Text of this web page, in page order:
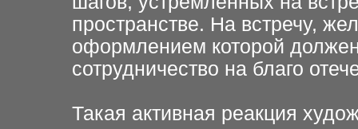
пространстве. На встречу,
оформлением которой должен
сотрудничество на благо
Такая активная реакция